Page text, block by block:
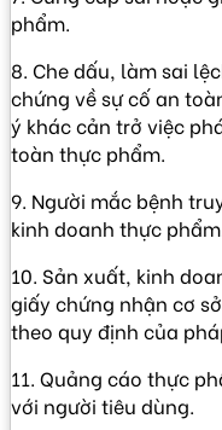
phẩm.
8. Che dấu, làm sai
chứng về sự cố an
ý khác cản trở việc
toàn thực phẩm.
9. Người mắc bệnh
kinh doanh thực
10. Sản xuất, kinh
giấy chứng nhận cơ
theo quy định của
11. Quảng cáo thực
với người tiêu dùng.